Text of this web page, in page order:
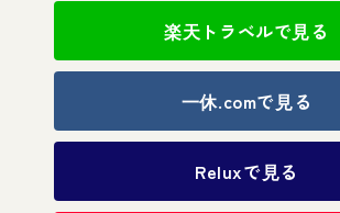
楽天トラベルで見る
一休.comで見る
Reluxで見る